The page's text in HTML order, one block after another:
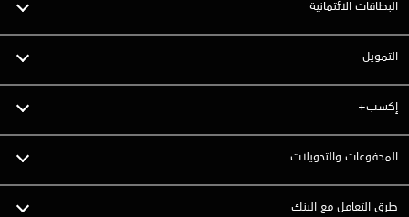
البطاقات الائتمانية
التمويل
إكسب+
المدفوعات والتحويلات
طرق التعامل مع البنك